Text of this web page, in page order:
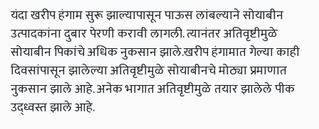
यंदा खरीप हंगाम सुरू झाल्यापासून पाऊस लांबल्याने सोयाबीन
उत्पादकांना दुबार पेरणी करावी लागली. त्यानंतर अतिवृष्टीमुळे
सोयाबीन पिकांचे अधिक नुकसान झाले.खरीप हंगामात गेल्या काही
दिवसांपासून झालेल्या अतिवृष्टीमुळे सोयाबीनचे मोठ्या प्रमाणात
नुकसान झाले आहे. अनेक भागात अतिवृष्टीमुळे तयार झालेले पीक
उद्ध्वस्त झाले आहे.